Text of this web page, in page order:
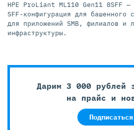
HPE ProLiant ML110 Gen11 8SFF
SFF-конфигурация для башенного
для приложений SMB, филиалов и
инфраструктуры.
Дарим 3 000 рублей
на прайс и
Подписаться